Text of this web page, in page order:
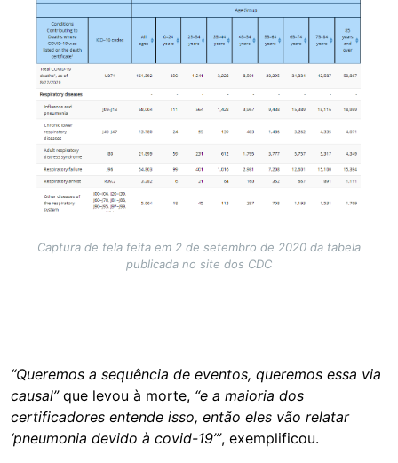
Captura de tela feita em 2 de setembro de 2020 da tabela
publicada no site dos CDC
“Queremos a sequência de eventos, queremos essa via
causal”que levou à morte, “e a maioria dos
certificadores entende isso, então eles vão relatar
‘pneumonia devido à covid-19’”, exemplificou.